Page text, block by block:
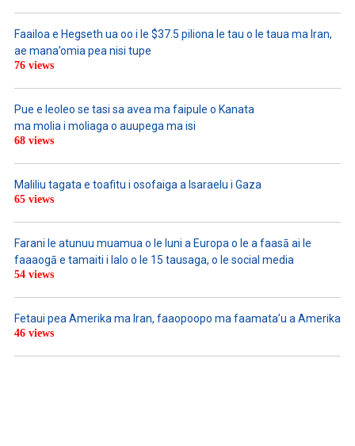
Faailoa e Hegseth ua oo i le $37.5 piliona le tau o le taua ma Iran,
ae mana’omia pea nisi tupe
76 views
Pue e leoleo se tasi sa avea ma faipule o Kanata
ma molia i moliaga o auupega ma isi
68 views
Maliliu tagata e toafitu i osofaiga a Isaraelu i Gaza
65 views
Farani le atunuu muamua o le Iuni a Europa o le a faasā ai le
faaaogā e tamaiti i lalo o le 15 tausaga, o le social media
54 views
Fetaui pea Amerika ma Iran, faaopoopo ma faamata’u a Amerika
46 views